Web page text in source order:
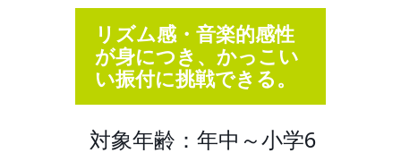
リズム感・音楽的感性
が身につき、かっこい
い振付に挑戦できる。
対象年齢：年中～小学6